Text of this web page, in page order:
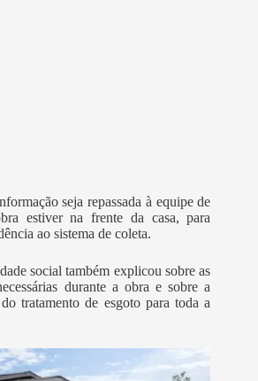
seja repassada à equipe de
estiver na frente da casa, para
ao sistema de coleta.
social também explicou sobre as
durante a obra e sobre a
tratamento de esgoto para toda a